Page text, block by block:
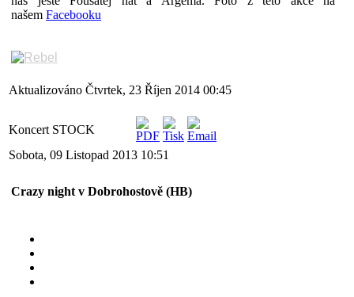
našem Facebooku
Aktualizováno Čtvrtek, 23 Říjen 2014 00:45
Koncert STOCK
Sobota, 09 Listopad 2013 10:51
Crazy night v Dobrohostově (HB)